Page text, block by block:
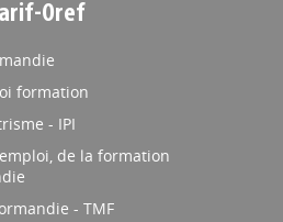
Oref
formation
- IPI
de la formation
- TMF